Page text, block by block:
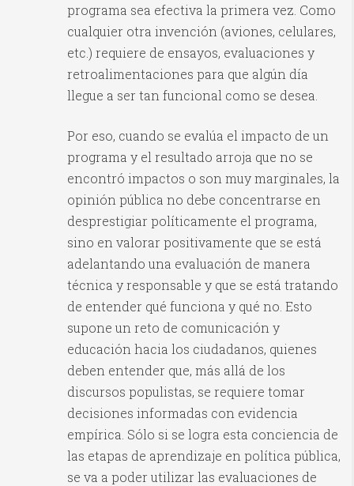
programa sea efectiva la primera vez. Como
cualquier otra invención (aviones, celulares,
etc.) requiere de ensayos, evaluaciones y
retroalimentaciones para que algún día
llegue a ser tan funcional como se desea.
Por eso, cuando se evalúa el impacto de un
programa y el resultado arroja que no se
encontró impactos o son muy marginales, la
opinión pública no debe concentrarse en
desprestigiar políticamente el programa,
sino en valorar positivamente que se está
adelantando una evaluación de manera
técnica y responsable y que se está tratando
de entender qué funciona y qué no. Esto
supone un reto de comunicación y
educación hacia los ciudadanos, quienes
deben entender que, más allá de los
discursos populistas, se requiere tomar
decisiones informadas con evidencia
empírica. Sólo si se logra esta conciencia de
las etapas de aprendizaje en política pública,
se va a poder utilizar las evaluaciones de